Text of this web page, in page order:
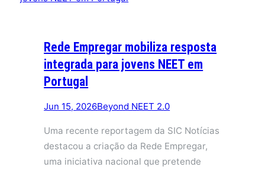
Rede Empregar mobiliza resposta
integrada para jovens NEET em
Portugal
Jun 15, 2026Beyond NEET 2.0
Uma recente reportagem da SIC Notícias
destacou a criação da Rede Empregar,
uma iniciativa nacional que pretende